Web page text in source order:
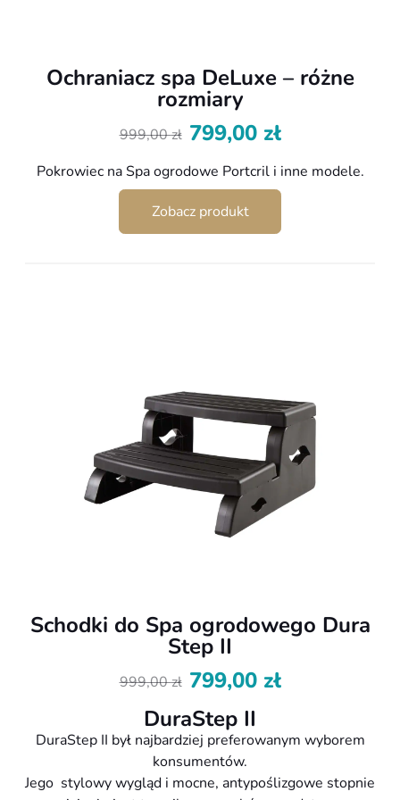
Ochraniacz spa DeLuxe – różne
rozmiary
999,00zł
Pierwotna
cena
wynosiła:
999,00 zł.
799,00 zł
Aktualna
cena
wynosi:
799,00 zł.
Pokrowiec na Spa ogrodowe Portcril i inne modele.
Zobacz produkt
Schodki do Spa ogrodowego Dura
Step II
999,00zł
Pierwotna
cena
wynosiła:
999,00 zł.
799,00 zł
Aktualna
cena
wynosi:
799,00 zł.
DuraStep II
DuraStep II był najbardziej preferowanym wyborem
konsumentów.
Jego stylowy wygląd i mocne, antypoślizgowe stopnie